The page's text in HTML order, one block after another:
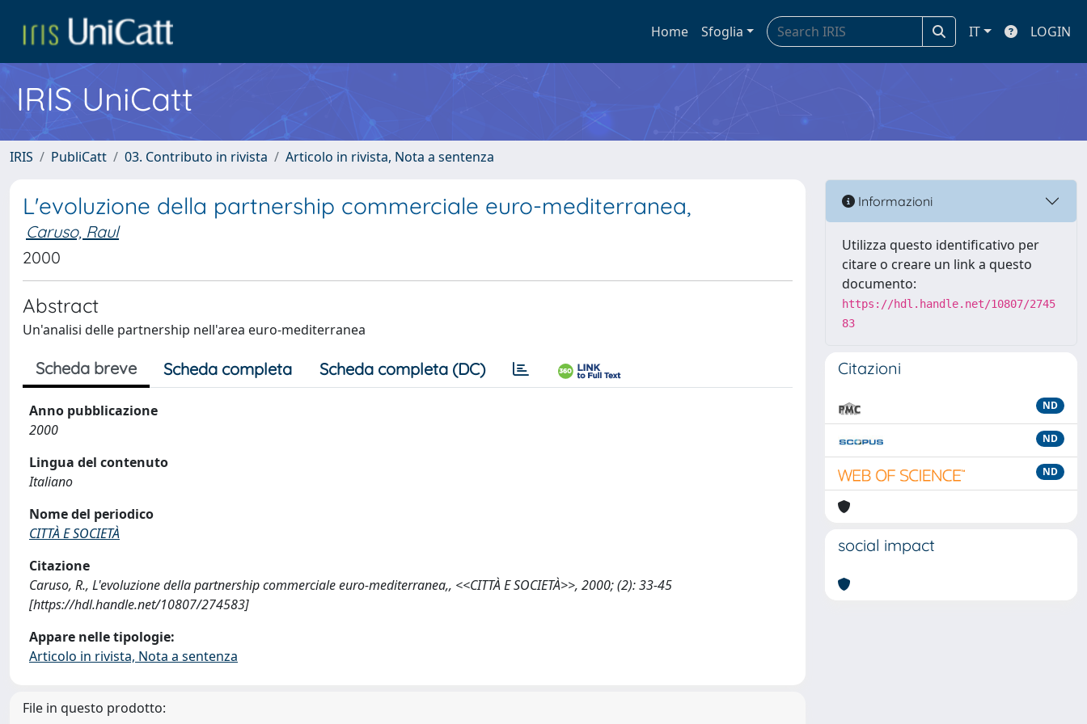
Home Sfoglia IT LOGIN
IRIS UniCatt
IRIS PubliCatt 03. Contributo in rivista Articolo in rivista, Nota a sentenza
L'evoluzione della partnership commerciale euro-mediterranea,
Caruso, Raul
2000
Abstract
Un'analisi delle partnership nell'area euro-mediterranea
Scheda breve Scheda completa Scheda completa (DC)
Anno pubblicazione
2000
Lingua del contenuto
Italiano
Nome del periodico
CITTÀ E SOCIETÀ
Citazione
Caruso, R., L'evoluzione della partnership commerciale euro-mediterranea,, <<CITTÀ E SOCIETÀ>>, 2000; (2): 33-45
[https://hdl.handle.net/10807/274583]
Appare nelle tipologie:
Articolo in rivista, Nota a sentenza
File in questo prodotto:
Informazioni
Utilizza questo identificativo per
citare o creare un link a questo
documento:
https://hdl.handle.net/10807/2745
83
Citazioni
ND
ND
ND
social impact